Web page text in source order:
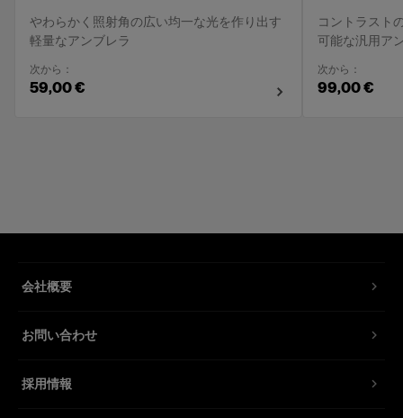
やわらかく照射角の広い均一な光を作り出す
軽量なアンブレラ
次から：
59,00 €
コントラスト
可能な汎用ア
次から：
99,00 €
会社概要
お問い合わせ
採用情報